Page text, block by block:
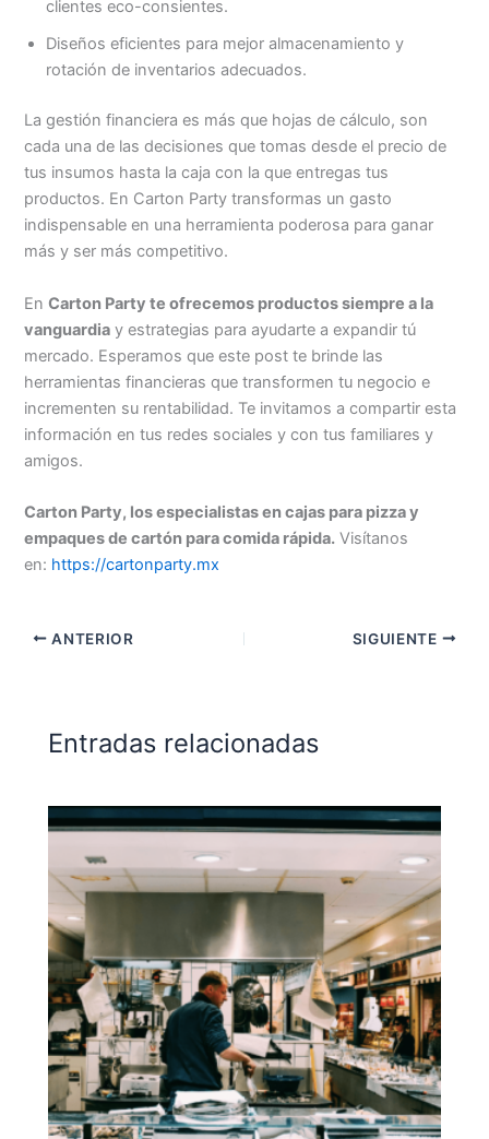
clientes eco-consientes.
Diseños eficientes para mejor almacenamiento y
rotación de inventarios adecuados.
La gestión financiera es más que hojas de cálculo, son
cada una de las decisiones que tomas desde el precio de
tus insumos hasta la caja con la que entregas tus
productos. En Carton Party transformas un gasto
indispensable en una herramienta poderosa para ganar
más y ser más competitivo.
EnCarton Party te ofrecemos productos siempre a la
vanguardia y estrategias para ayudarte a expandir tú
mercado. Esperamos que este post te brinde las
herramientas financieras que transformen tu negocio e
incrementen su rentabilidad. Te invitamos a compartir esta
información en tus redes sociales y con tus familiares y
amigos.
Carton Party, los especialistas en cajas para pizza y
empaques de cartón para comida rápida. Visítanos
en: https://cartonparty.mx
ANTERIOR SIGUIENTE
Entradas relacionadas